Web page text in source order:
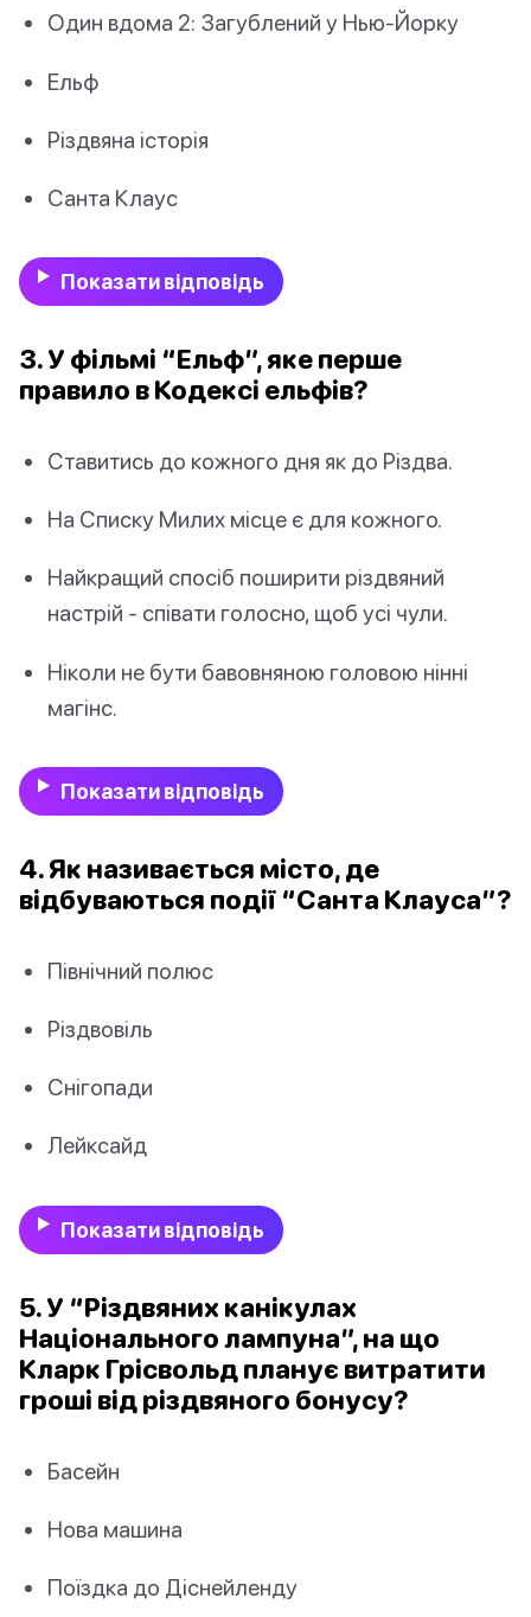
Один вдома 2: Загублений у Нью-Йорку
Ельф
Різдвяна історія
Санта Клаус
Показати відповідь
3. У фільмі “Ельф”, яке перше
правило в Кодексі ельфів?
Ставитись до кожного дня як до Різдва.
На Списку Милих місце є для кожного.
Найкращий спосіб поширити різдвяний
настрій - співати голосно, щоб усі чули.
Ніколи не бути бавовняною головою нінні
магінс.
Показати відповідь
4. Як називається місто, де
відбуваються події “Санта Клауса”?
Північний полюс
Різдвовіль
Снігопади
Лейксайд
Показати відповідь
5. У “Різдвяних канікулах
Національного лампуна”, на що
Кларк Грісвольд планує витратити
гроші від різдвяного бонусу?
Басейн
Нова машина
Поїздка до Діснейленду